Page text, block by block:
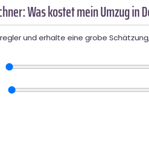
Was kostet mein Umzug in
und erhalte eine grobe